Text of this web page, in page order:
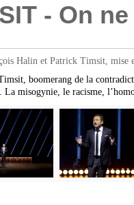
- On
Halin et Patrick Timsit, mise
boomerang de la
misogynie, le racisme,